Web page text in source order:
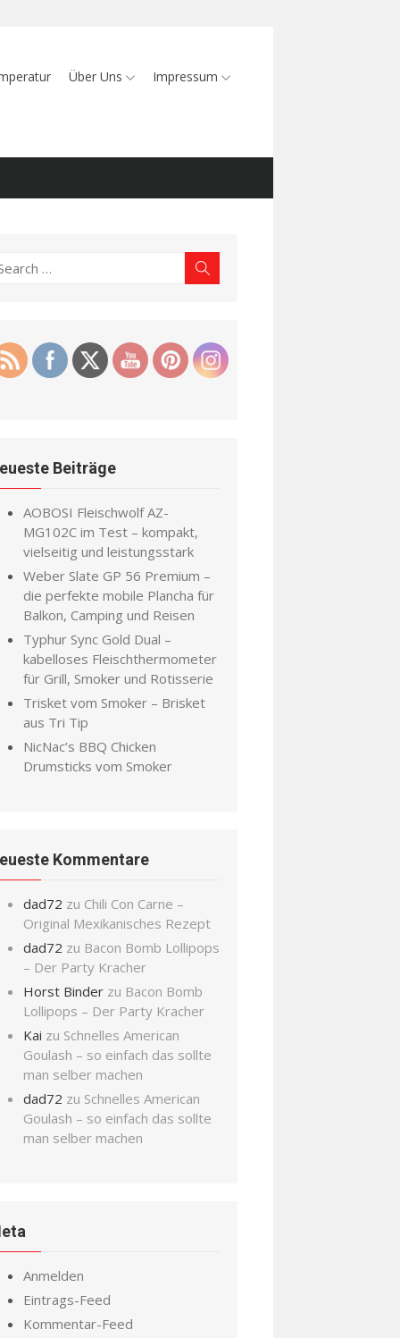
Über Uns Impressum
Beiträge
AOBOSI Fleischwolf AZ-
MG102C im Test – kompakt,
vielseitig und leistungsstark
Weber Slate GP 56 Premium –
die perfekte mobile Plancha für
Balkon, Camping und Reisen
Typhur Sync Gold Dual –
kabelloses Fleischthermometer
für Grill, Smoker und Rotisserie
Trisket vom Smoker – Brisket
aus Tri Tip
NicNac’s BBQ Chicken
Drumsticks vom Smoker
Kommentare
dad72 zu Chili Con Carne –
Original Mexikanisches Rezept
dad72 zu Bacon Bomb Lollipops
– Der Party Kracher
Horst Binder zu Bacon Bomb
Lollipops – Der Party Kracher
Kai zu Schnelles American
Goulash – so einfach das sollte
man selber machen
dad72 zu Schnelles American
Goulash – so einfach das sollte
man selber machen
Anmelden
Eintrags-Feed
Kommentar-Feed